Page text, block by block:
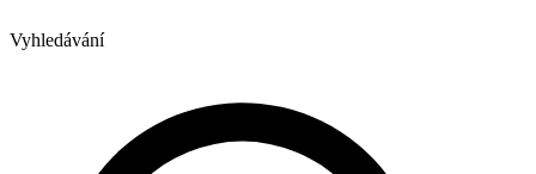
Vyhledávání